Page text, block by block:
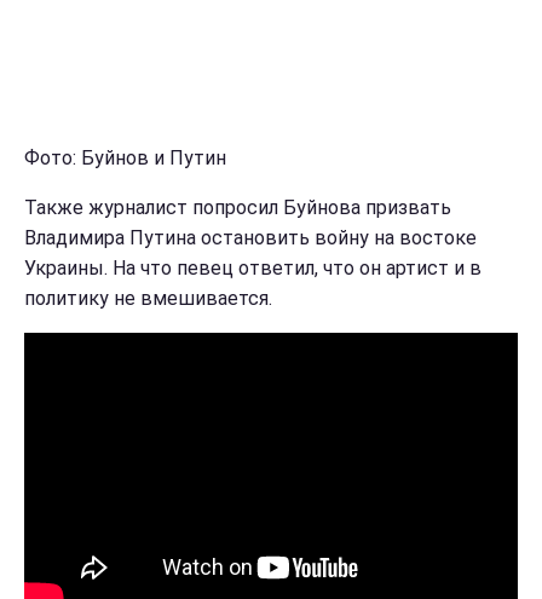
Фото: Буйнов и Путин
Также журналист попросил Буйнова призвать
Владимира Путина остановить войну на востоке
Украины. На что певец ответил, что он артист и в
политику не вмешивается.